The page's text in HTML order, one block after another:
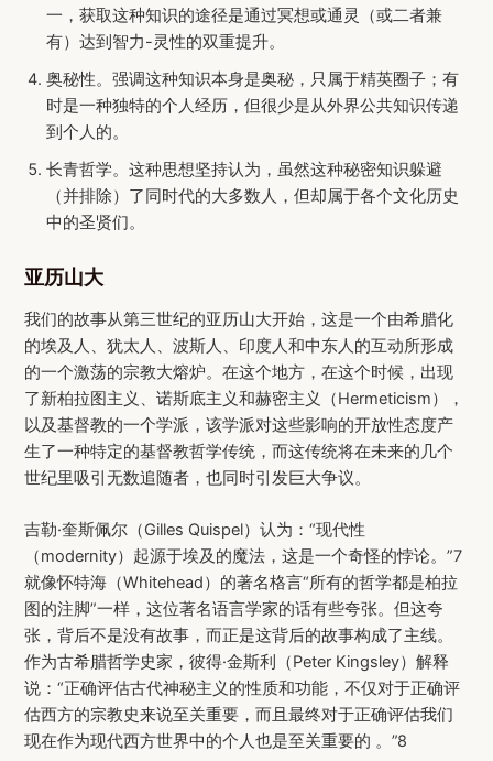
一，获取这种知识的途径是通过冥想或通灵（或二者兼
有）达到智力-灵性的双重提升。
奥秘性。强调这种知识本身是奥秘，只属于精英圈子；有
时是一种独特的个人经历，但很少是从外界公共知识传递
到个人的。
长青哲学。这种思想坚持认为，虽然这种秘密知识躲避
（并排除）了同时代的大多数人，但却属于各个文化历史
中的圣贤们。
亚历山大
我们的故事从第三世纪的亚历山大开始，这是一个由希腊化
的埃及人、犹太人、波斯人、印度人和中东人的互动所形成
的一个激荡的宗教大熔炉。在这个地方，在这个时候，出现
了新柏拉图主义、诺斯底主义和赫密主义（Hermeticism），
以及基督教的一个学派，该学派对这些影响的开放性态度产
生了一种特定的基督教哲学传统，而这传统将在未来的几个
世纪里吸引无数追随者，也同时引发巨大争议。
吉勒·奎斯佩尔（Gilles Quispel）认为：“现代性
（modernity）起源于埃及的魔法，这是一个奇怪的悖论。”7
就像怀特海（Whitehead）的著名格言“所有的哲学都是柏拉
图的注脚”一样，这位著名语言学家的话有些夸张。但这夸
张，背后不是没有故事，而正是这背后的故事构成了主线。
作为古希腊哲学史家，彼得·金斯利（Peter Kingsley）解释
说：“正确评估古代神秘主义的性质和功能，不仅对于正确评
估西方的宗教史来说至关重要，而且最终对于正确评估我们
现在作为现代西方世界中的个人也是至关重要的 。”8